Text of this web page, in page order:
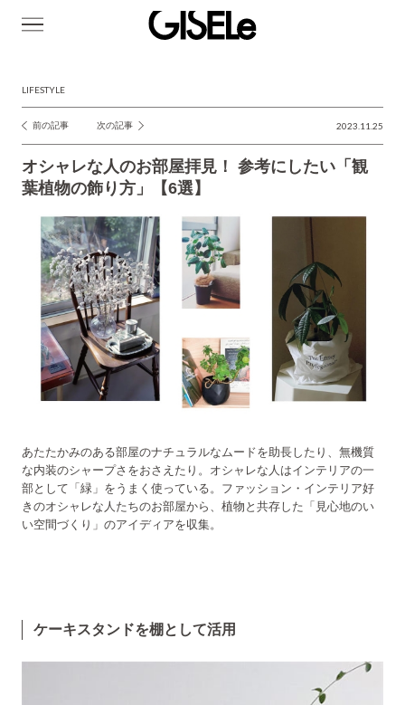
LIFESTYLE
投
稿
ナ
前の記事 次の記事 2023.11.25
オシャレな人のお部屋拝見！ 参考にしたい「観
葉植物の飾り方」【6選】
あたたかみのある部屋のナチュラルなムードを助長したり、無機質
な内装のシャープさをおさえたり。オシャレな人はインテリアの一
部として「緑」をうまく使っている。ファッション・インテリア好
きのオシャレな人たちのお部屋から、植物と共存した「見心地のい
い空間づくり」のアイディアを収集。
ケーキスタンドを棚として活用